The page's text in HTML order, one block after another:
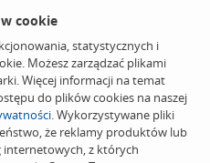
cookie
statystycznych i
Możesz zarządzać plikami
Więcej informacji na temat
do plików cookies na naszej
. Wykorzystywane pliki
że reklamy produktów lub
internetowych, z których